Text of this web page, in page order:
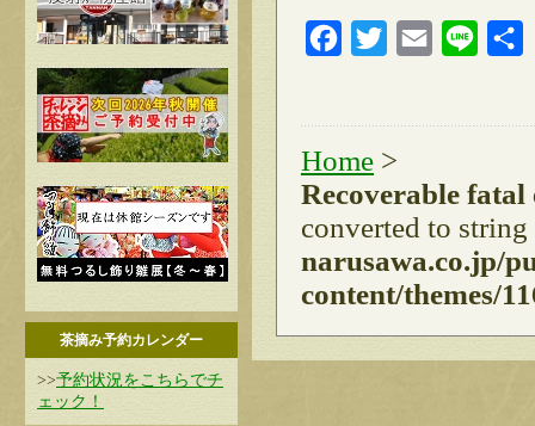
茶摘み予約カレンダー
>>予約状況をこちらでチ
ェック！
FacebookTwitter Email Line
Home >
Recoverable
converted to
narusawa.co.jp/
content/themes/